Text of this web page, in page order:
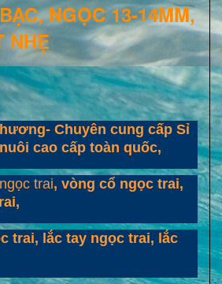
NGỌC 13-14MM,
NHẸ
Chuyên cung cấp Sỉ
cao cấp toàn quốc,
trai, vòng cổ ngọc trai,
trai, lắc tay ngọc trai, lắc